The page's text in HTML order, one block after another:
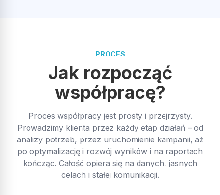
PROCES
Jak rozpocząć
współpracę?
Proces współpracy jest prosty i przejrzysty.
Prowadzimy klienta przez każdy etap działań – od
analizy potrzeb, przez uruchomienie kampanii, aż
po optymalizację i rozwój wyników i na raportach
kończąc. Całość opiera się na danych, jasnych
celach i stałej komunikacji.